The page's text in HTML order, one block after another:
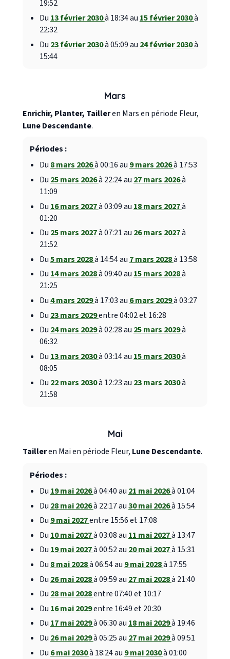
19:52
Du 13 février 2030à 18:34 au 15 février 2030à
22:32
Du 23 février 2030à 05:09 au 24 février 2030à
15:44
Mars
Enrichir, Planter, Tailleren Mars en période Fleur,
Lune Descendante.
Périodes :
Du 8 mars 2026à 00:16 au 9 mars 2026à 17:53
Du 25 mars 2026à 22:24 au 27 mars 2026à
11:09
Du 16 mars 2027à 03:09 au 18 mars 2027à
01:20
Du 25 mars 2027à 07:21 au 26 mars 2027à
21:52
Du5 mars 2028à 14:54 au 7 mars 2028à 13:58
Du 14 mars 2028à 09:40 au 15 mars 2028à
21:25
Du4 mars 2029à 17:03 au 6 mars 2029à 03:27
Du 23 mars 2029entre 04:02 et 16:28
Du 24 mars 2029à 02:28 au 25 mars 2029à
06:32
Du 13 mars 2030à 03:14 au 15 mars 2030à
08:05
Du 22 mars 2030à 12:23 au 23 mars 2030à
21:58
Mai
Tailleren Mai en période Fleur, Lune Descendante.
Périodes :
Du 19 mai 2026à 04:40 au 21 mai 2026à 01:04
Du 28 mai 2026à 22:17 au30 mai 2026à 15:54
Du 9 mai 2027entre 15:56 et 17:08
Du 10 mai 2027à 03:08 au 11 mai 2027à 13:47
Du19 mai 2027à 00:52 au20 mai 2027à 15:31
Du 8 mai 2028à 06:54 au 9 mai 2028à 17:55
Du 26 mai 2028à 09:59 au 27 mai 2028à 21:40
Du 28 mai 2028entre 07:40 et 10:17
Du 16 mai 2029entre 16:49 et 20:30
Du 17 mai 2029à 06:30 au 18 mai 2029à 19:46
Du 26 mai 2029à 05:25 au 27 mai 2029à 09:51
Du 6 mai 2030à 18:24 au 9 mai 2030à 01:00